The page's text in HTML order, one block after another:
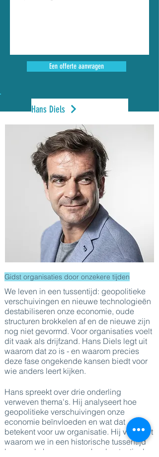
Een offerte aanvragen
Hans Diels
Gidst organisaties door onzekere tijden
We leven in een tussentijd: geopolitieke
verschuivingen en nieuwe technologieën
destabiliseren onze economie, oude
structuren brokkelen af en de nieuwe zijn
nog niet gevormd. Voor organisaties voelt
dit vaak als drijfzand. Hans Diels legt uit
waarom dat zo is - en waarom precies
deze fase ongekende kansen biedt voor
wie anders leert kijken.
Hans spreekt over drie onderling
verweven thema's. Hij analyseert hoe
geopolitieke verschuivingen onze
economie beïnvloeden en wat dat
betekent voor uw organisatie. Hij verklaart
waarom we in een historische tussentijd
leven vol chaos maar ook vol potentieel